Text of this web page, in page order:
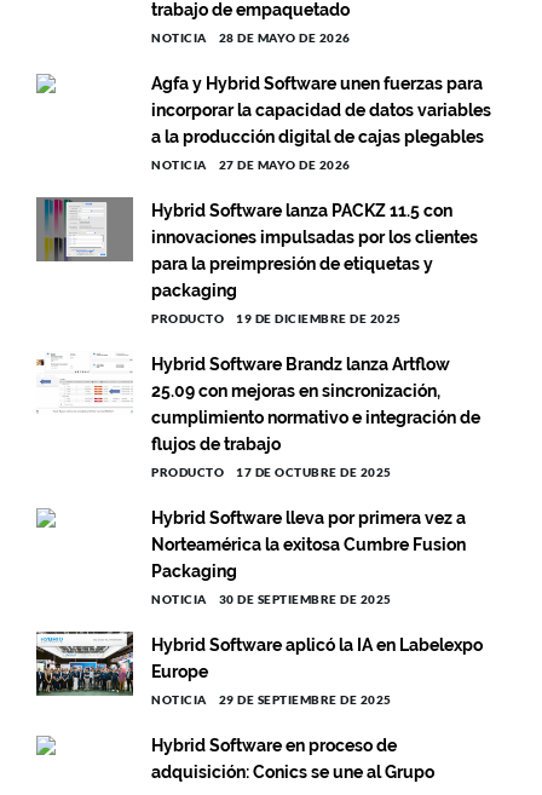
trabajo de empaquetado
NOTICIA 28 DE MAYO DE 2026
Agfa y Hybrid Software unen fuerzas para
incorporar la capacidad de datos variables
a la producción digital de cajas plegables
NOTICIA 27 DE MAYO DE 2026
Hybrid Software lanza PACKZ 11.5 con
innovaciones impulsadas por los clientes
para la preimpresión de etiquetas y
packaging
PRODUCTO 19 DE DICIEMBRE DE 2025
Hybrid Software Brandz lanza Artflow
25.09 con mejoras en sincronización,
cumplimiento normativo e integración de
flujos de trabajo
PRODUCTO 17 DE OCTUBRE DE 2025
Hybrid Software lleva por primera vez a
Norteamérica la exitosa Cumbre Fusion
Packaging
NOTICIA 30 DE SEPTIEMBRE DE 2025
Hybrid Software aplicó la IA en Labelexpo
Europe
NOTICIA 29 DE SEPTIEMBRE DE 2025
Hybrid Software en proceso de
adquisición: Conics se une al Grupo